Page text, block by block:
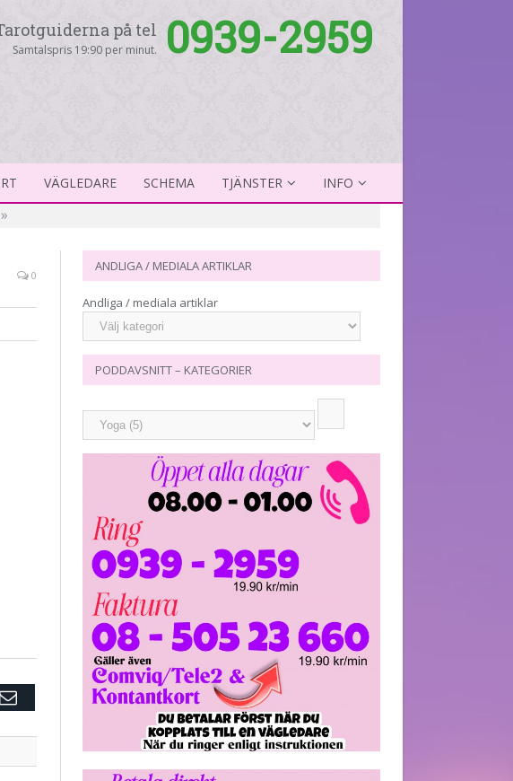
på tel
Samtalspris 19:90 per minut. 0939-2959
VÄGLEDARE SCHEMA TJÄNSTER INFO
»
0
E-
ANDLIGA / MEDIALA ARTIKLAR
Andliga / mediala artiklar
PODDAVSNITT – KATEGORIER